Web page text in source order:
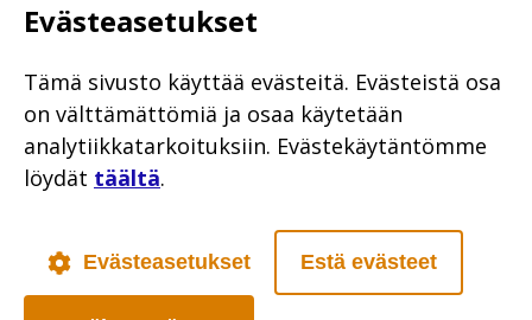
Ilmoita järjestösi järjestöhakemistoon
Järjestötietäjä-testi
Anna palautetta
Saavutettavuusseloste
Evästekäytännöt
Evästeasetukset
Tämä sivusto käyttää evästeitä. Evästeistä osa
on välttämättömiä ja osaa käytetään
analytiikkatarkoituksiin. Evästekäytäntömme
löydät täältä.
Evästeasetukset Estä evästeet